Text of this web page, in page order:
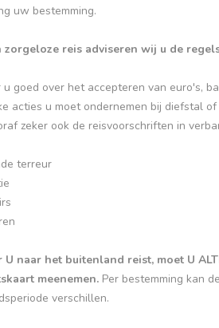
uw bestemming.
zorgeloze reis adviseren wij u de
u goed over het accepteren van euro's,
acties u moet ondernemen bij diefstal of
zeker ook de reisvoorschriften in
terreur
U naar het buitenland reist, moet U
meenemen.Per bestemming kan
verschillen.